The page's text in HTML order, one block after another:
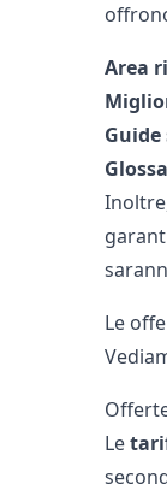
Area
Le
Le